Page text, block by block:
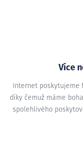
Více
Internet poskytujeme
díky čemuž máme
spolehlivého